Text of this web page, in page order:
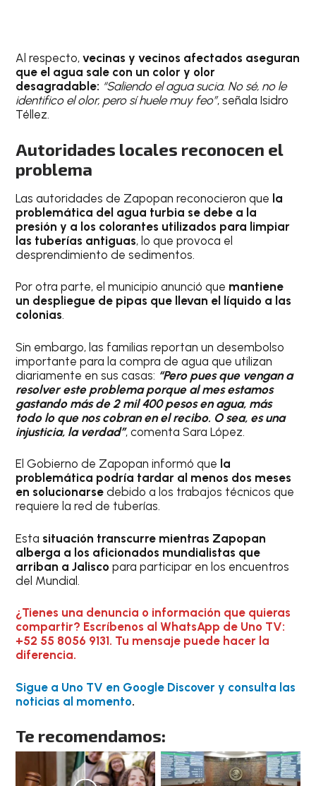
Al respecto,vecinas y vecinos afectados aseguran
que el agua sale con un color y olor
desagradable: “Saliendo el agua sucia. No sé, no le
identifico el olor, pero sí huele muy feo”, señala Isidro
Téllez.
Autoridades locales reconocen el
problema
Las autoridades de Zapopan reconocieron que la
problemática del agua turbia se debe a la
presión y a los colorantes utilizados para limpiar
las tuberías antiguas, lo que provoca el
desprendimiento de sedimentos.
Por otra parte, el municipio anunció que mantiene
un despliegue de pipas que llevan el líquido a las
colonias.
Sin embargo, las familias reportan un desembolso
importante para la compra de agua que utilizan
diariamente en sus casas: “Pero pues que vengan a
resolver este problema porque al mes estamos
gastando más de 2 mil 400 pesos en agua, más
todo lo que nos cobran en el recibo. O sea, es una
injusticia, la verdad”, comenta Sara López.
El Gobierno de Zapopan informó que la
problemática podría tardar al menos dos meses
en solucionarsedebido a los trabajos técnicos que
requiere la red de tuberías.
Esta situación transcurre mientras Zapopan
alberga a los aficionados mundialistas que
arriban a Jaliscopara participar en los encuentros
del Mundial.
¿Tienes una denuncia o información que quieras
compartir? Escríbenos al WhatsApp de Uno TV:
+52 55 8056 9131. Tu mensaje puede hacer la
diferencia.
Sigue a Uno TV en Google Discover y consulta las
noticias al momento.
Te recomendamos: